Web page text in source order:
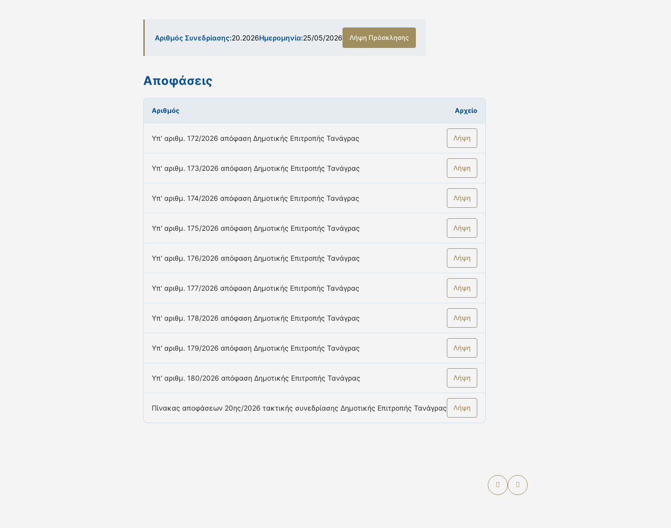
Αριθμός Συνεδρίασης:20.2026Ημερομηνία:25/05/2026 Λήψη Πρόσκλησης
Αποφάσεις
Αριθμός Αρχείο
Υπ' αριθμ. 172/2026 απόφαση Δημοτικής Επιτροπής Τανάγρας Λήψη
Υπ' αριθμ. 173/2026 απόφαση Δημοτικής Επιτροπής Τανάγρας Λήψη
Υπ' αριθμ. 174/2026 απόφαση Δημοτικής Επιτροπής Τανάγρας Λήψη
Υπ' αριθμ. 175/2026 απόφαση Δημοτικής Επιτροπής Τανάγρας Λήψη
Υπ' αριθμ. 176/2026 απόφαση Δημοτικής Επιτροπής Τανάγρας Λήψη
Υπ' αριθμ. 177/2026 απόφαση Δημοτικής Επιτροπής Τανάγρας Λήψη
Υπ' αριθμ. 178/2026 απόφαση Δημοτικής Επιτροπής Τανάγρας Λήψη
Υπ' αριθμ. 179/2026 απόφαση Δημοτικής Επιτροπής Τανάγρας Λήψη
Υπ' αριθμ. 180/2026 απόφαση Δημοτικής Επιτροπής Τανάγρας Λήψη
Πίνακας αποφάσεων 20ης/2026 τακτικής συνεδρίασης Δημοτικής Επιτροπής Τανάγρας Λήψη